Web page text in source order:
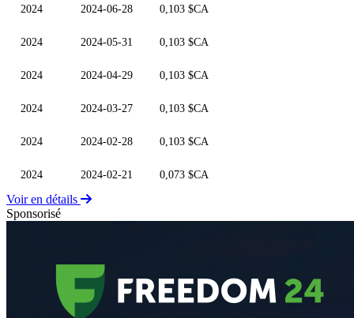
2024 2024-06-28 0,103 $CA
2024 2024-05-31 0,103 $CA
2024 2024-04-29 0,103 $CA
2024 2024-03-27 0,103 $CA
2024 2024-02-28 0,103 $CA
2024 2024-02-21 0,073 $CA
Voir en détails
Sponsorisé